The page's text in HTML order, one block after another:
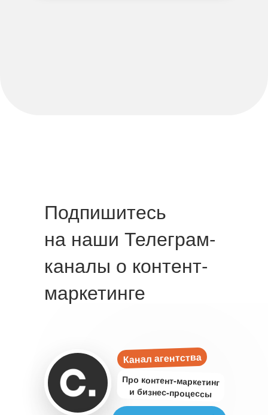
Подпишитесь
на наши Телеграм-
каналы о контент-
маркетинге
Канал агентства
Про контент-маркетинг
и бизнес-процессы